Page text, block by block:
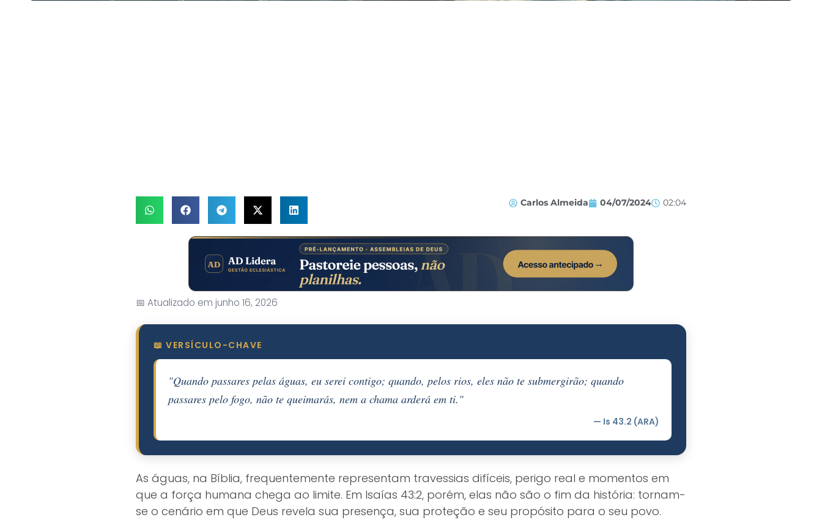
Carlos Almeida 04/07/2024 02:04
📅 Atualizado em junho 16, 2026
📖 VERSÍCULO-CHAVE
"Quando passares pelas águas, eu serei contigo; quando, pelos rios, eles não te submergirão; quando
passares pelo fogo, não te queimarás, nem a chama arderá em ti."
— Is 43.2 (ARA)
As águas, na Bíblia, frequentemente representam travessias difíceis, perigo real e momentos em
que a força humana chega ao limite. Em Isaías 43:2, porém, elas não são o fim da história: tornam-
se o cenário em que Deus revela sua presença, sua proteção e seu propósito para o seu povo.